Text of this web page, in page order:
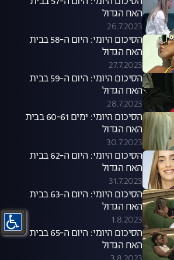
האח הגדול
26.7.2023
הסיכום היומי: היום ה-58 בבית
האח הגדול
27.7.2023
הסיכום היומי: היום ה-59 בבית
האח הגדול
28.7.2023
הסיכום היומי: ימים 60-61 בבית
האח הגדול
30.7.2023
הסיכום היומי: היום ה-62 בבית
האח הגדול
31.7.2023
הסיכום היומי: היום ה-63 בבית
האח הגדול
1.8.2023
הסיכום היומי: היום ה-65 בבית
האח הגדול